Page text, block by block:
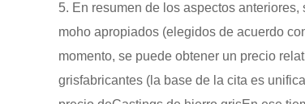
5. En resumen de los aspectos
moho apropiados (elegidos de acuerdo
momento, se puede obtener un precio
grisfabricantes (la base de la cita es